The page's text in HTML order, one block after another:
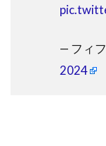
— フィ
2024